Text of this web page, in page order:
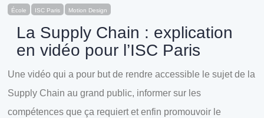
École ISC Paris Motion Design
La Supply Chain : explication
en vidéo pour l’ISC Paris
Une vidéo qui a pour but de rendre accessible le sujet de la
Supply Chain au grand public, informer sur les
compétences que ça requiert et enfin promouvoir le